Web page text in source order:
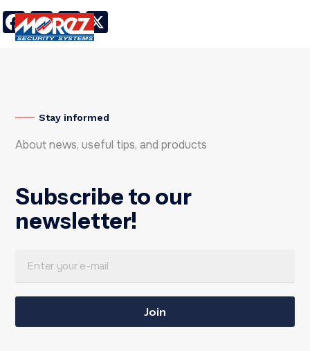
Facebook
LinkedIn
Twitter
Stay informed
About news, useful tips, and products
Subscribe to our
newsletter!
E
m
a
m
Join